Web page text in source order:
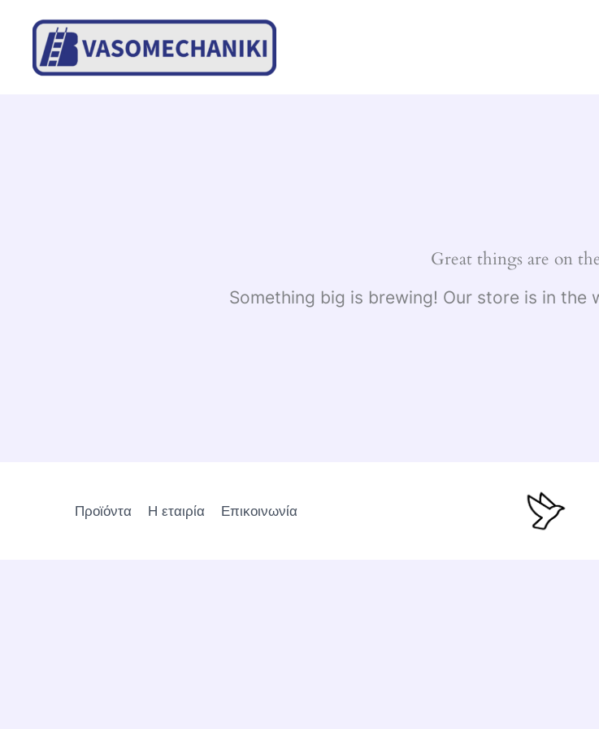
content
Great things are on
Something big is brewing! Our store is in the
Προϊόντα Η εταιρία Επικοινωνία